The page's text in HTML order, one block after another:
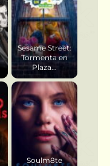
Sesame Street:
Tormenta en
Plaza...
Soulm8te